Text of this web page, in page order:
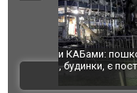
Українські
під час